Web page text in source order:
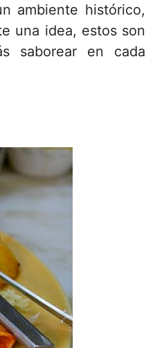
ambiente histórico,
una idea, estos son
saborear en cada